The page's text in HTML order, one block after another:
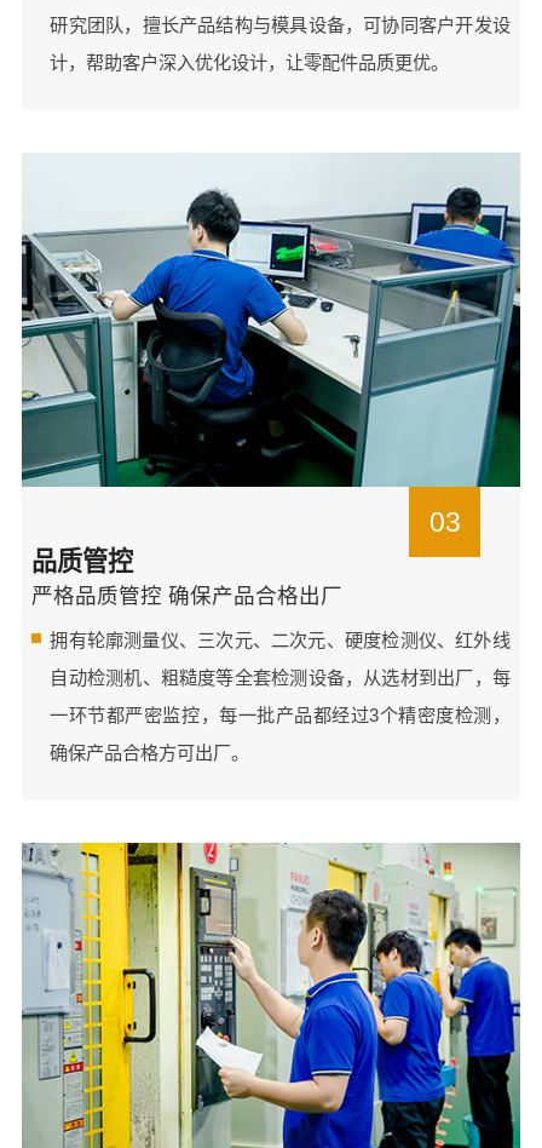
研究团队，擅长产品结构与模具设备，可协同客户开发设
计，帮助客户深入优化设计，让零配件品质更优。
03
品质管控
严格品质管控 确保产品合格出厂
拥有轮廓测量仪、三次元、二次元、硬度检测仪、红外线
自动检测机、粗糙度等全套检测设备，从选材到出厂，每
一环节都严密监控，每一批产品都经过3个精密度检测，
确保产品合格方可出厂。